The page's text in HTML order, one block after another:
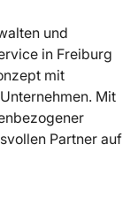
und
in Freiburg
mit
Mit
Partner auf